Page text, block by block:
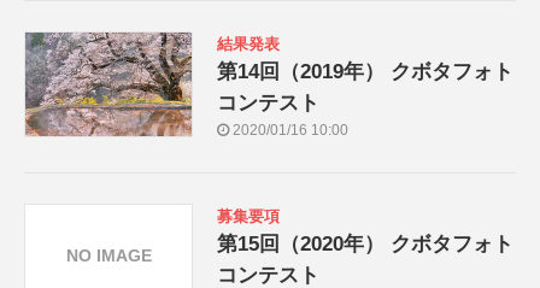
結果発表
第14回（2019年） クボタフォト
コンテスト
2020/01/16 10:00
募集要項
第15回（2020年） クボタフォト
コンテスト
NO IMAGE